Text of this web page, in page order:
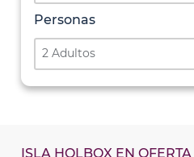
Personas
2 Adultos
ISLA HOLBOX EN OFERTA